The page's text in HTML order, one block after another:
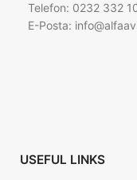
Telefon: 0232 332
E-Posta:
USEFUL LINKS